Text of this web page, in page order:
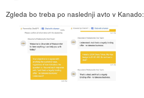
Zgleda bo treba po naslednji avto v Kanado: